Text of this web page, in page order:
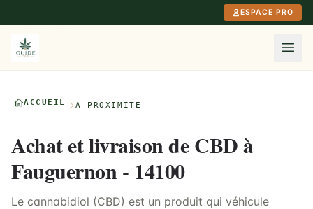
ESPACE PRO
ACCUEIL À PROXIMITÉ
Achat et livraison de CBD à
Fauguernon - 14100
Le cannabidiol (CBD) est un produit qui véhicule